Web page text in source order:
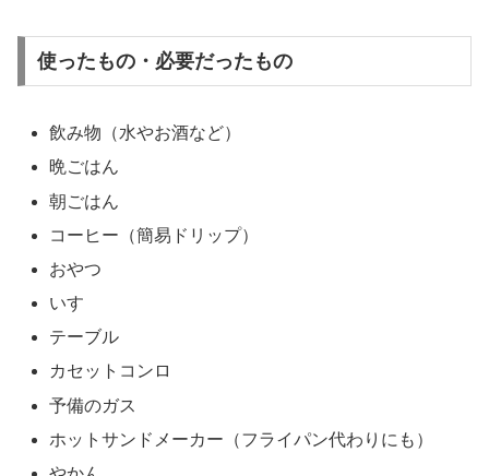
使ったもの・必要だったもの
飲み物（水やお酒など）
晩ごはん
朝ごはん
コーヒー（簡易ドリップ）
おやつ
いす
テーブル
カセットコンロ
予備のガス
ホットサンドメーカー（フライパン代わりにも）